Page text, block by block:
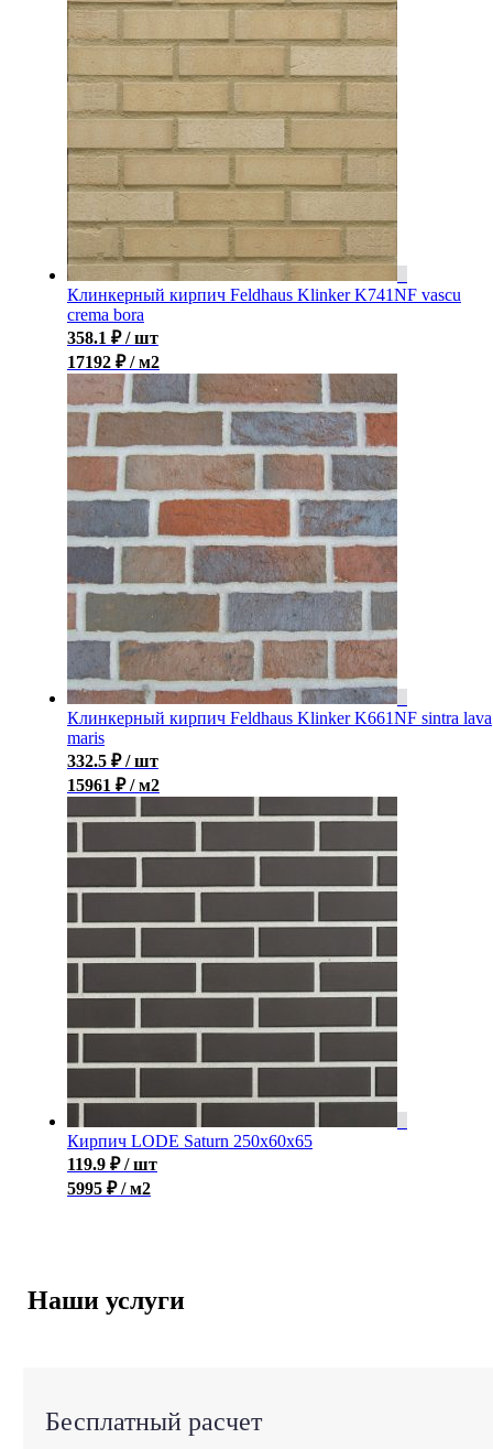
Клинкерный кирпич Feldhaus Klinker K741NF vascu
crema bora
358.1 ₽ / шт
17192 ₽ / м2
Клинкерный кирпич Feldhaus Klinker K661NF sintra lava
maris
332.5 ₽ / шт
15961 ₽ / м2
Кирпич LODE Saturn 250x60x65
119.9 ₽ / шт
5995 ₽ / м2
Наши услуги
Бесплатный расчет